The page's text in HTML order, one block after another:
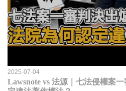
2025-07-04
Lawsnote vs 法源｜七法侵權案